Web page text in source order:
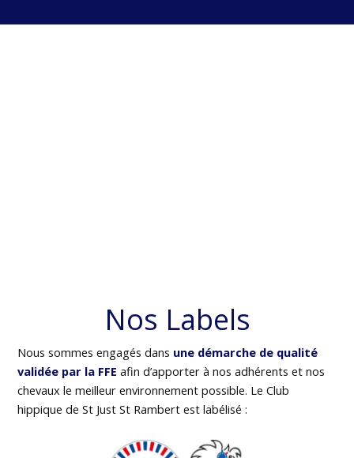
Nos Labels
Nous sommes engagés dans une démarche de qualité
validée par la FFE afin d’apporter à nos adhérents et nos
chevaux le meilleur environnement possible. Le Club
hippique de St Just St Rambert est labélisé :